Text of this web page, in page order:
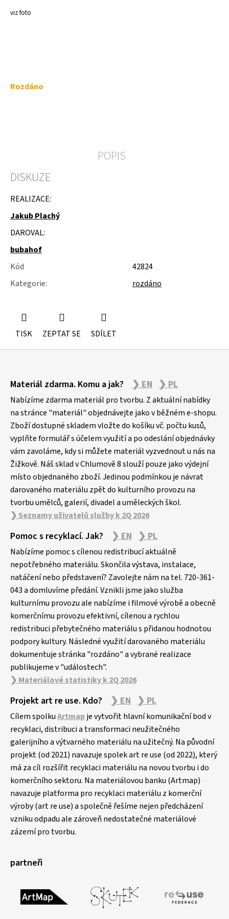
viz foto
Měrná
Rozdáno
POPIS
DISKUZE
REALIZACE:
Jakub Plachý
DAROVAL:
bubahof
Kód
42824
Kategorie: rozdáno
TISK ZEPTAT SE SDÍLET
a
o
o
r
u
u
j
e
m
e
Materiál zdarma. Komu a jak? ❯ EN ❯ PL
Nabízíme zdarma materiál pro tvorbu. Z aktuální nabídky
na stránce "materiál" objednávejte jako v běžném e-shopu.
Zboží dostupné skladem vložte do košíku vč. počtu kusů,
vyplňte formulář s účelem využití a po odeslání objednávky
vám zavoláme, kdy si můžete materiál vyzvednout u nás na
Žižkově. Náš sklad v Chlumově 8 slouží pouze jako výdejní
místo objednaného zboží. Jedinou podmínkou je návrat
darovaného materiálu zpět do kulturního provozu na
tvorbu umělců, galerií, divadel a uměleckých škol.
❯ Seznamy uživatelů služby k 2Q 2026
Pomoc s recyklací. Jak? ❯ EN ❯ PL
Nabízíme pomoc s cílenou redistribucí aktuálně
nepotřebného materiálu. Skončila výstava, instalace,
natáčení nebo představení? Zavolejte nám na tel. 720-361-
043 a domluvíme předání. Vznikli jsme jako služba
kulturnímu provozu ale nabízíme i filmové výrobě a obecně
komerčnímu provozu efektivní, cílenou a rychlou
redistribuci přebytečného materiálu s přidanou hodnotou
podpory kultury. Následné využití darovaného materiálu
dokumentuje stránka "rozdáno" a vybrané realizace
publikujeme v "událostech".
❯ Materiálové statistiky k 2Q 2026
Projekt art re use. Kdo? ❯ EN ❯ PL
Cílem spolkuArtmapje vytvořit hlavní komunikační bod v
recyklaci, distribuci a transformaci neužitečného
galerijního a výtvarného materiálu na užitečný. Na původní
projekt (od 2021) navazuje spolek art re use (od 2022), který
má za cíl rozšířit recyklaci materiálu na novou tvorbu i do
komerčního sektoru. Na materiálovou banku (Artmap)
navazuje platforma pro recyklaci materiálu z komerční
výroby (art re use) a společně řešíme nejen předcházení
vzniku odpadu ale zároveň nedostatečné materiálové
zázemí pro tvorbu.
partneři